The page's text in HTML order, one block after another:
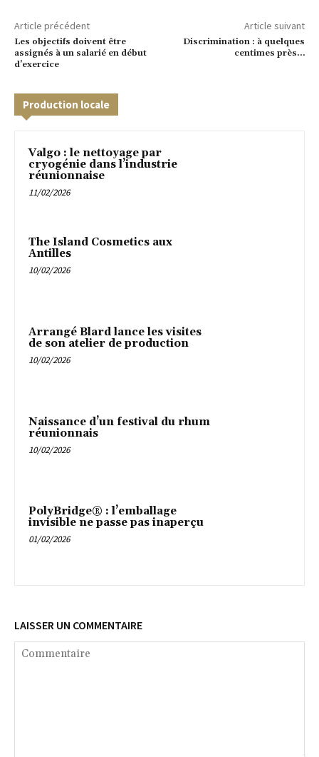
Article précédent
Les objectifs doivent être
assignés à un salarié en début
d’exercice
Article suivant
Discrimination : à quelques
centimes près…
Production locale
Valgo : le nettoyage par
cryogénie dans l’industrie
réunionnaise
11/02/2026
The Island Cosmetics aux
Antilles
10/02/2026
Arrangé Blard lance les visites
de son atelier de production
10/02/2026
Naissance d’un festival du rhum
réunionnais
10/02/2026
PolyBridge® : l’emballage
invisible ne passe pas inaperçu
01/02/2026
LAISSER UN COMMENTAIRE